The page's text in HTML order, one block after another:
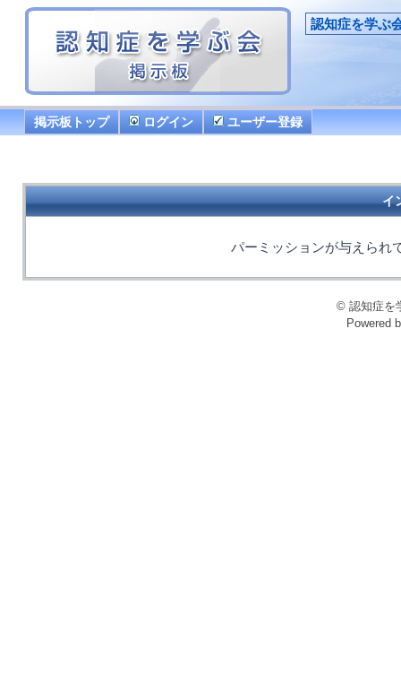
認知症を学ぶ
掲示板トップ ログイン ユーザー登録
イ
パーミッションが与えられ
© 認知症を
Powered